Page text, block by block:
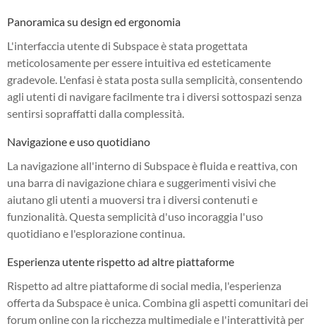
Panoramica su design ed ergonomia
L'interfaccia utente di Subspace è stata progettata
meticolosamente per essere intuitiva ed esteticamente
gradevole. L'enfasi è stata posta sulla semplicità, consentendo
agli utenti di navigare facilmente tra i diversi sottospazi senza
sentirsi sopraffatti dalla complessità.
Navigazione e uso quotidiano
La navigazione all'interno di Subspace è fluida e reattiva, con
una barra di navigazione chiara e suggerimenti visivi che
aiutano gli utenti a muoversi tra i diversi contenuti e
funzionalità. Questa semplicità d'uso incoraggia l'uso
quotidiano e l'esplorazione continua.
Esperienza utente rispetto ad altre piattaforme
Rispetto ad altre piattaforme di social media, l'esperienza
offerta da Subspace è unica. Combina gli aspetti comunitari dei
forum online con la ricchezza multimediale e l'interattività per